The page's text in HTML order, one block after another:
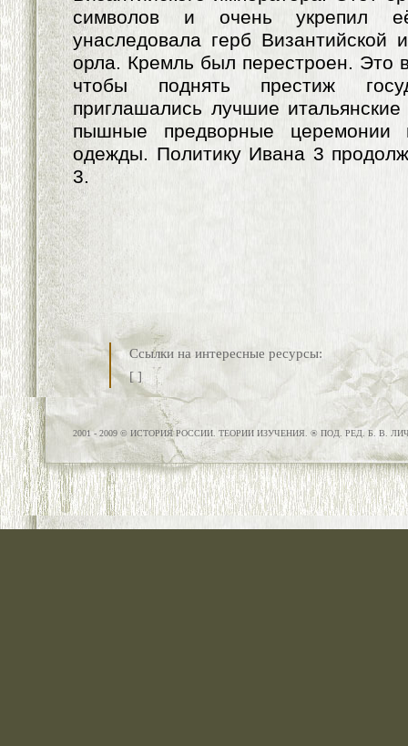
символов и очень укрепил
унаследовала герб Византийской
орла. Кремль был перестроен. Это
чтобы поднять престиж
приглашались лучшие
пышные предворные церемонии
одежды. Политику Ивана 3
3.
Ссылки на интересные ресурсы:
[ ]
2001 - 2009 © ИСТОРИЯ РОССИИ. ТЕОРИИ ИЗУЧЕНИЯ. ® ПОД. РЕД. Б. В.